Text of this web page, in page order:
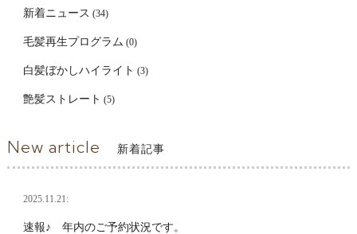
新着ニュース (34)
毛髪再生プログラム (0)
白髪ぼかしハイライト (3)
艶髪ストレート (5)
New article 新着記事
2025.11.21:
速報♪ 年内のご予約状況です。